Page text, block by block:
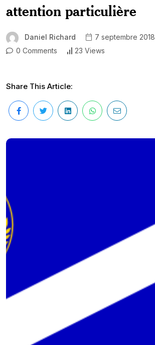
attention particulière
Daniel Richard
7 septembre 2018
0 Comments
23 Views
Share This Article: